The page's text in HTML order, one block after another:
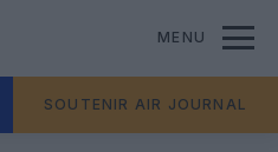
MENU
SOUTENIR AIR JOURNAL